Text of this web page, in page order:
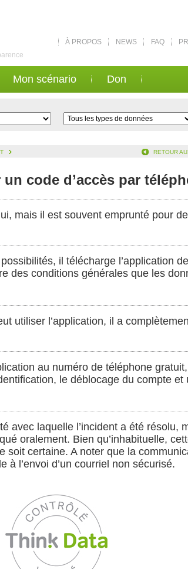
À PROPOS NEWS FAQ
Mon scénario Don
RETOUR
code d’accès par
mais il est souvent emprunté pour
il télécharge l’application
des conditions générales que les
utiliser l’application, il a
au numéro de téléphone
le déblocage du compte
avec laquelle l’incident a été résolu,
oralement. Bien qu’inhabituelle,
soit certaine. A noter que la
l’envoi d’un courriel non sécurisé.